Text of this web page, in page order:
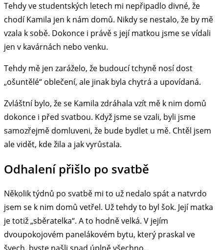
Tehdy ve studentských letech mi nepřipadlo divné, že
chodí Kamila jen k nám domů. Nikdy se nestalo, že by mě
vzala k sobě. Dokonce i právě s její matkou jsme se vídali
jen v kavárnách nebo venku.
Tehdy mě jen zaráželo, že budoucí tchyně nosí dost
„ošuntělé“ oblečení, ale jinak byla chytrá a upovídaná.
Zvláštní bylo, že se Kamila zdráhala vzít mě k nim domů
dokonce i před svatbou. Když jsme se vzali, byli jsme
samozřejmě domluveni, že bude bydlet u mě. Chtěl jsem
ale vidět, kde žila a jak vyrůstala.
Odhalení přišlo po svatbě
Několik týdnů po svatbě mi to už nedalo spát a natvrdo
jsem se k nim domů vetřel. Už tehdy to byl šok. Její matka
je totiž „sběratelka“. A to hodně velká. V jejím
dvoupokojovém panelákovém bytu, který praskal ve